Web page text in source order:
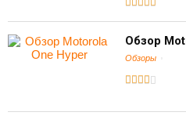
Обзор
Обзоры